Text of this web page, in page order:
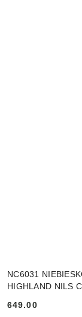
NC6031
HIGHLAND NILS
Cena:
649.00